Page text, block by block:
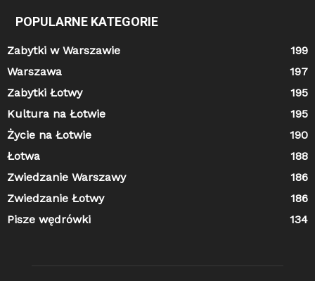
POPULARNE KATEGORIE
Zabytki w Warszawie
199
Warszawa
197
Zabytki Łotwy
195
Kultura na Łotwie
195
Życie na Łotwie
190
Łotwa
188
Zwiedzanie Warszawy
186
Zwiedzanie Łotwy
186
Pisze wędrówki
134